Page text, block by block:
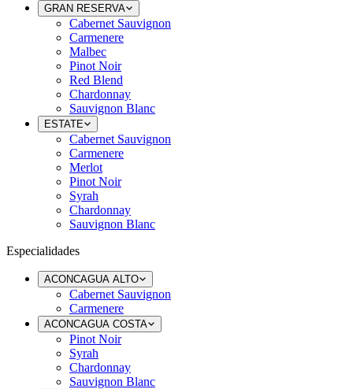
GRAN RESERVA
Cabernet Sauvignon
Carmenere
Malbec
Pinot Noir
Red Blend
Chardonnay
Sauvignon Blanc
ESTATE
Cabernet Sauvignon
Carmenere
Merlot
Pinot Noir
Syrah
Chardonnay
Sauvignon Blanc
Especialidades
ACONCAGUA ALTO
Cabernet Sauvignon
Carmenere
ACONCAGUA COSTA
Pinot Noir
Syrah
Chardonnay
Sauvignon Blanc